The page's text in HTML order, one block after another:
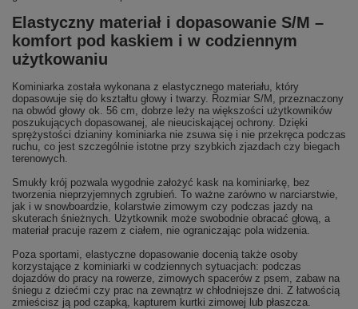
Elastyczny materiał i dopasowanie S/M –
komfort pod kaskiem i w codziennym
użytkowaniu
Kominiarka została wykonana z elastycznego materiału, który
dopasowuje się do kształtu głowy i twarzy. Rozmiar S/M, przeznaczony
na obwód głowy ok. 56 cm, dobrze leży na większości użytkowników
poszukujących dopasowanej, ale nieuciskającej ochrony. Dzięki
sprężystości dzianiny kominiarka nie zsuwa się i nie przekręca podczas
ruchu, co jest szczególnie istotne przy szybkich zjazdach czy biegach
terenowych.
Smukły krój pozwala wygodnie założyć kask na kominiarkę, bez
tworzenia nieprzyjemnych zgrubień. To ważne zarówno w narciarstwie,
jak i w snowboardzie, kolarstwie zimowym czy podczas jazdy na
skuterach śnieżnych. Użytkownik może swobodnie obracać głową, a
materiał pracuje razem z ciałem, nie ograniczając pola widzenia.
Poza sportami, elastyczne dopasowanie docenią także osoby
korzystające z kominiarki w codziennych sytuacjach: podczas
dojazdów do pracy na rowerze, zimowych spacerów z psem, zabaw na
śniegu z dziećmi czy prac na zewnątrz w chłodniejsze dni. Z łatwością
zmieścisz ją pod czapką, kapturem kurtki zimowej lub płaszcza.